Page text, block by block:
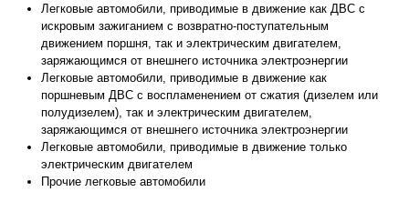
Легковые автомобили, приводимые в движение как ДВС с
искровым зажиганием с возвратно-поступательным
движением поршня, так и электрическим двигателем,
заряжающимся от внешнего источника электроэнергии
Легковые автомобили, приводимые в движение как
поршневым ДВС с воспламенением от сжатия (дизелем или
полудизелем), так и электрическим двигателем,
заряжающимся от внешнего источника электроэнергии
Легковые автомобили, приводимые в движение только
электрическим двигателем
Прочие легковые автомобили